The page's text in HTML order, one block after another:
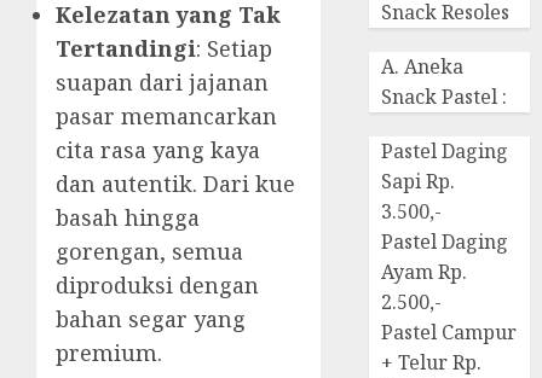
Kelezatan yang Tak
Tertandingi: Setiap
suapan dari jajanan
pasar memancarkan
cita rasa yang kaya
dan autentik. Dari kue
basah hingga
gorengan, semua
diproduksi dengan
bahan segar yang
premium.
Snack Resoles
A. Aneka
Snack Pastel :
Pastel Daging
Sapi Rp.
3.500,-
Pastel Daging
Ayam Rp.
2.500,-
Pastel Campur
+ Telur Rp.